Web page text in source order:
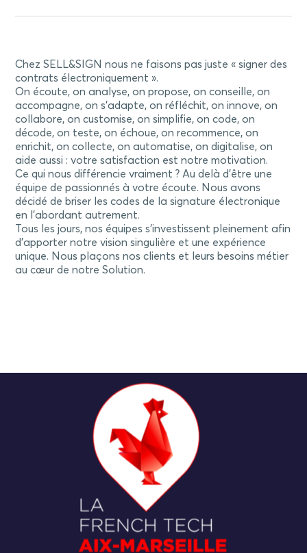
Chez SELL&SIGN nous ne faisons pas juste « signer des
contrats électroniquement ».
On écoute, on analyse, on propose, on conseille, on
accompagne, on s’adapte, on réfléchit, on innove, on
collabore, on customise, on simplifie, on code, on
décode, on teste, on échoue, on recommence, on
enrichit, on collecte, on automatise, on digitalise, on
aide aussi : votre satisfaction est notre motivation.
Ce qui nous différencie vraiment ? Au delà d’être une
équipe de passionnés à votre écoute. Nous avons
décidé de briser les codes de la signature électronique
en l’abordant autrement.
Tous les jours, nos équipes s’investissent pleinement afin
d’apporter notre vision singulière et une expérience
unique. Nous plaçons nos clients et leurs besoins métier
au cœur de notre Solution.